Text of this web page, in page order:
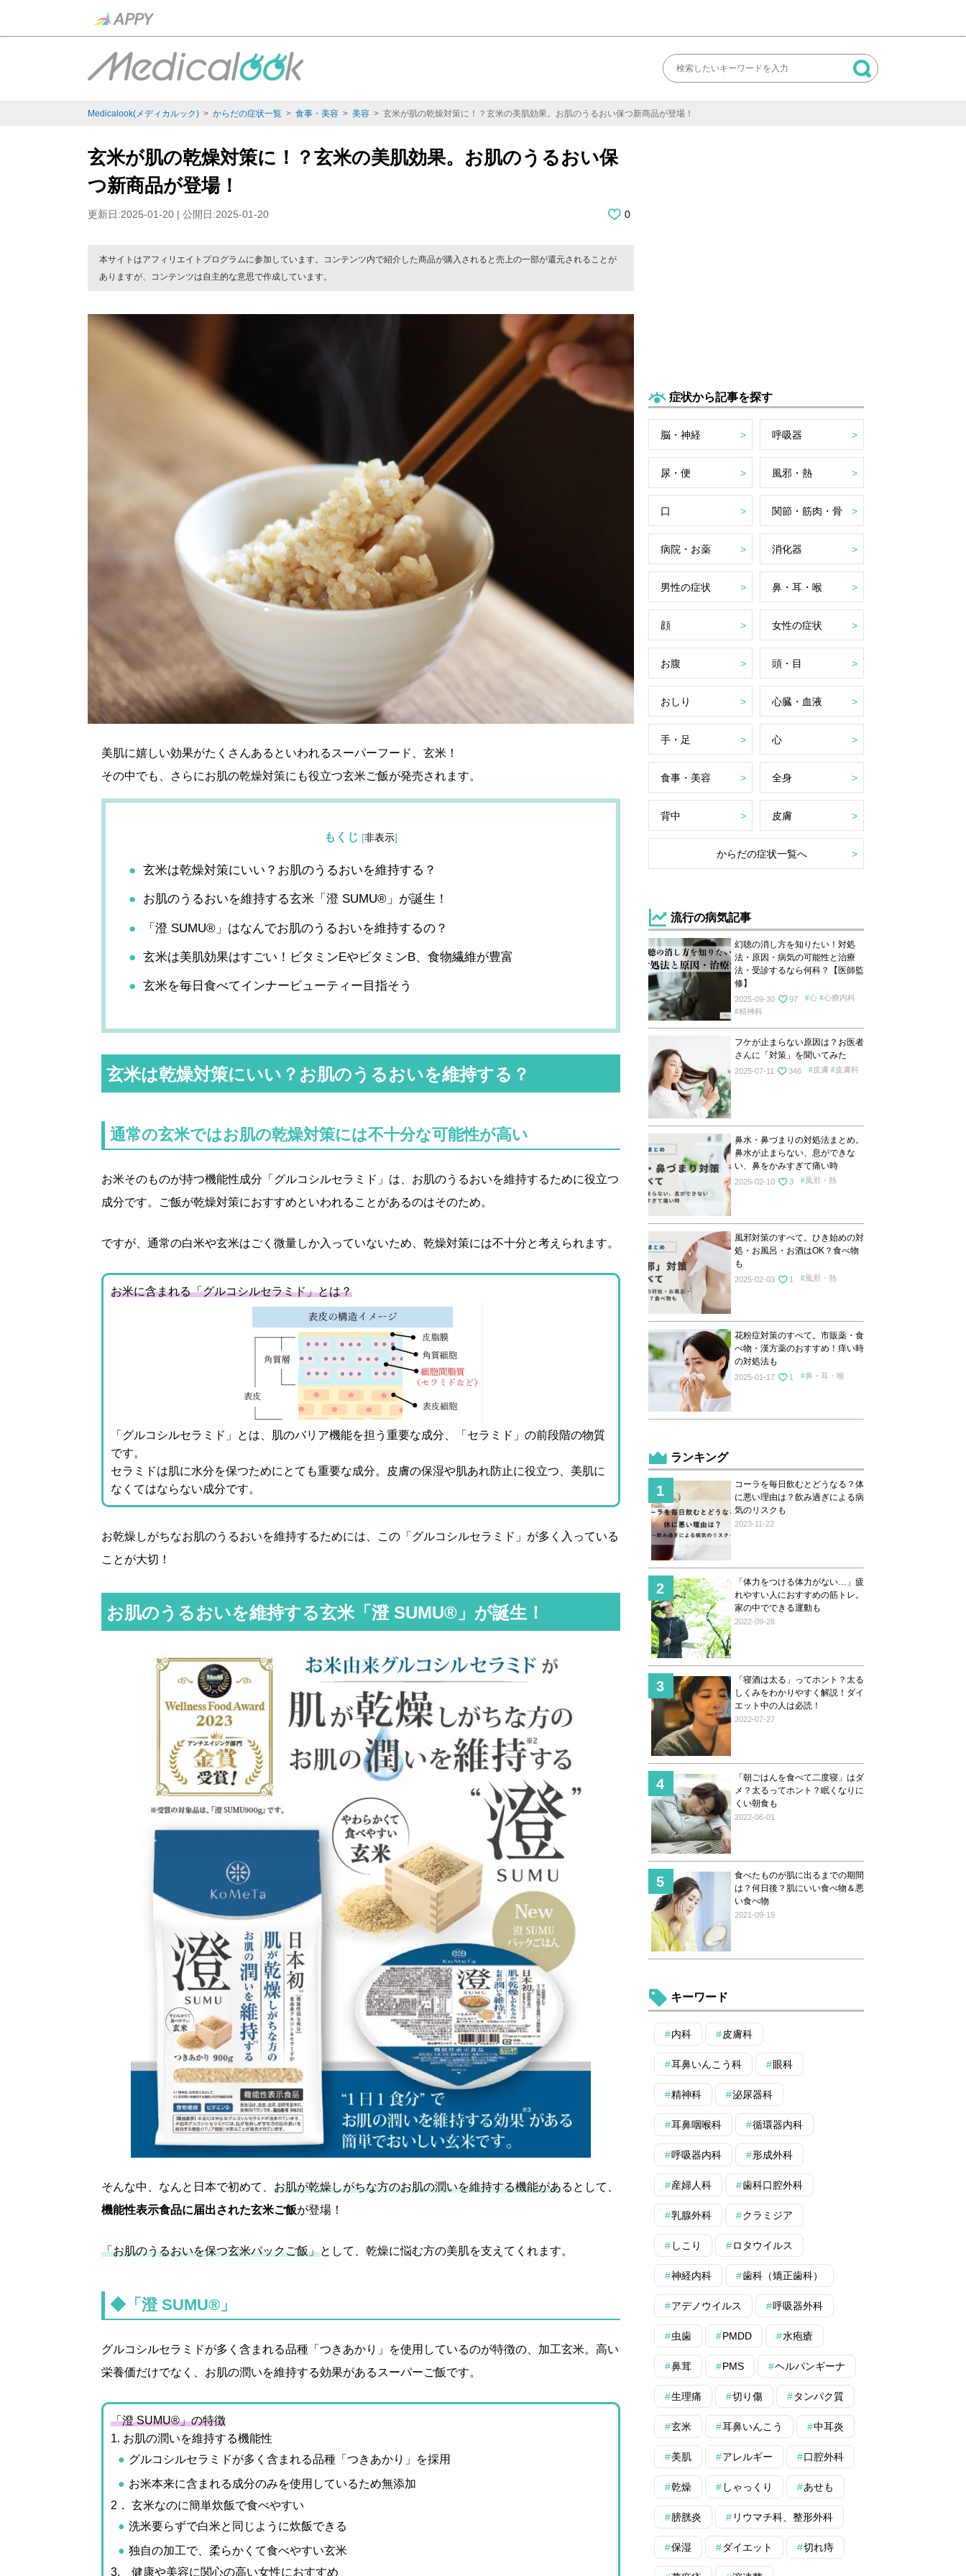
Medicalook(メディカルック) > からだの症状一覧 > 食事・美容 > 美容 > 玄米が肌の乾燥対策に！？玄米の美肌効果。お肌のうるおい保つ新商品が登場！
玄米が肌の乾燥対策に！？玄米の美肌効果。お肌のうるおい保
つ新商品が登場！
更新日:2025-01-20 | 公開日:2025-01-20 0
本サイトはアフィリエイトプログラムに参加しています。コンテンツ内で紹介した商品が購入されると売上の一部が還元されることが
ありますが、コンテンツは自主的な意思で作成しています。
美肌に嬉しい効果がたくさんあるといわれるスーパーフード、玄米！
その中でも、さらにお肌の乾燥対策にも役立つ玄米ご飯が発売されます。
もくじ [非表示]
玄米は乾燥対策にいい？お肌のうるおいを維持する？
お肌のうるおいを維持する玄米「澄 SUMU®」が誕生！
「澄 SUMU®」はなんでお肌のうるおいを維持するの？
玄米は美肌効果はすごい！ビタミンEやビタミンB、食物繊維が豊富
玄米を毎日食べてインナービューティー目指そう
玄米は乾燥対策にいい？お肌のうるおいを維持する？
通常の玄米ではお肌の乾燥対策には不十分な可能性が高い
お米そのものが持つ機能性成分「グルコシルセラミド」は、お肌のうるおいを維持するために役立つ
成分です。ご飯が乾燥対策におすすめといわれることがあるのはそのため。
ですが、通常の白米や玄米はごく微量しか入っていないため、乾燥対策には不十分と考えられます。
お米に含まれる「グルコシルセラミド」とは？
「グルコシルセラミド」とは、肌のバリア機能を担う重要な成分、「セラミド」の前段階の物質
です。
セラミドは肌に水分を保つためにとても重要な成分。皮膚の保湿や肌あれ防止に役立つ、美肌に
なくてはならない成分です。
お乾燥しがちなお肌のうるおいを維持するためには、この「グルコシルセラミド」が多く入っている
ことが大切！
お肌のうるおいを維持する玄米「澄 SUMU®」が誕生！
そんな中、なんと日本で初めて、 お肌が乾燥しがちな方のお肌の潤いを維持する機能があるとして、
機能性表示食品に届出された玄米ご飯が登場！
「お肌のうるおいを保つ玄米パックご飯」として、乾燥に悩む方の美肌を支えてくれます。
◆「澄 SUMU®」
グルコシルセラミドが多く含まれる品種「つきあかり」を使用しているのが特徴の、加工玄米。高い
栄養価だけでなく、 お肌の潤いを維持する効果があるスーパーご飯です。
「澄 SUMU®」の特徴
1. お肌の潤いを維持する機能性
グルコシルセラミドが多く含まれる品種「つきあかり」を採用
お米本来に含まれる成分のみを使用しているため無添加
2． 玄米なのに簡単炊飯で食べやすい
洗米要らずで白米と同じように炊飯できる
独自の加工で、柔らかくて食べやすい玄米
3. 健康や美容に関心の高い女性におすすめ
症状から記事を探す
脳・神経 呼吸器
尿・便 風邪・熱
口 関節・筋肉・骨
病院・お薬 消化器
男性の症状 鼻・耳・喉
顔 女性の症状
お腹 頭・目
おしり 心臓・血液
手・足 心
食事・美容 全身
背中 皮膚
からだの症状一覧へ
流行の病気記事
幻聴の消し方を知りたい！対処
法・原因・病気の可能性と治療
法・受診するなら何科？【医師監
修】
2025-09-30 97 心
心療内科
精神科
フケが止まらない原因は？お医者
さんに「対策」を聞いてみた
2025-07-11 346 皮膚 皮膚科
鼻水・鼻づまりの対処法まとめ。
鼻水が止まらない、息ができな
い、鼻をかみすぎて痛い時
2025-02-10 3 風邪・熱
風邪対策のすべて。ひき始めの対
処・お風呂・お酒はOK？食べ物
も
2025-02-03 1 風邪・熱
花粉症対策のすべて。市販薬・食
べ物・漢方薬のおすすめ！痒い時
の対処法も
2025-01-17 1 鼻・耳・喉
ランキング
コーラを毎日飲むとどうなる？体
に悪い理由は？飲み過ぎによる病
気のリスクも
2023-11-22
「体力をつける体力がない…」疲
れやすい人におすすめの筋トレ。
家の中でできる運動も
2022-09-28
「寝酒は太る」ってホント？太る
しくみをわかりやすく解説！ダイ
エット中の人は必読！
2022-07-27
「朝ごはんを食べて二度寝」はダ
メ？太るってホント？眠くなりに
くい朝食も
2022-06-01
食べたものが肌に出るまでの期間
は？何日後？肌にいい食べ物＆悪
い食べ物
2021-09-15
キーワード
内科 皮膚科
耳鼻いんこう科 眼科
精神科 泌尿器科
耳鼻咽喉科 循環器内科
呼吸器内科 形成外科
産婦人科 歯科口腔外科
乳腺外科 クラミジア
しこり ロタウイルス
神経内科 歯科（矯正歯科）
アデノウイルス 呼吸器外科
虫歯 PMDD 水疱瘡
鼻茸 PMS ヘルパンギーナ
生理痛 切り傷 タンパク質
玄米 耳鼻いんこう 中耳炎
美肌 アレルギー 口腔外科
乾燥 しゃっくり あせも
膀胱炎 リウマチ科、整形外科
保湿 ダイエット 切れ痔